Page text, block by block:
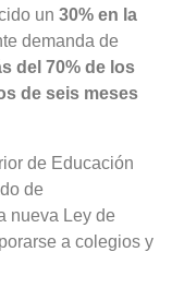
un 30% en la
demanda de
del 70% de los
de seis meses
de Educación
de
nueva Ley de
a colegios y